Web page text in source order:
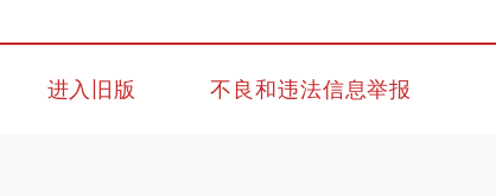
进入旧版 不良和违法信息举报